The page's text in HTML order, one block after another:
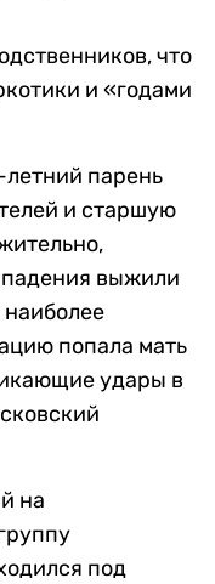
что
и «годами
летний парень
и старшую
выжили
попала мать
удары в
на
под